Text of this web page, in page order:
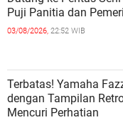
Puji Panitia dan
03/08/2026, 22:52 WIB
Terbatas! Yamaha
dengan Tampilan
Mencuri Perhatian